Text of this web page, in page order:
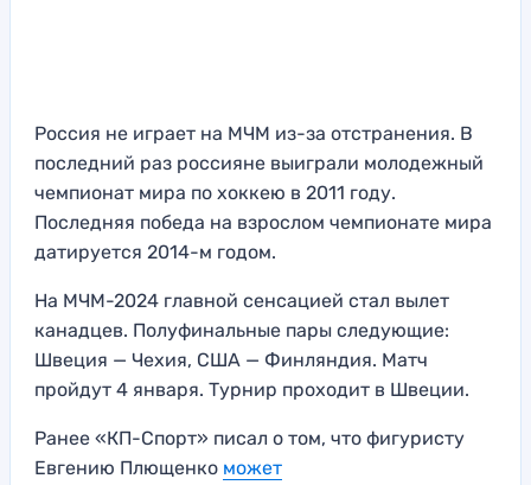
Россия не играет на МЧМ из-за отстранения. В
последний раз россияне выиграли молодежный
чемпионат мира по хоккею в 2011 году.
Последняя победа на взрослом чемпионате мира
датируется 2014-м годом.
На МЧМ-2024 главной сенсацией стал вылет
канадцев. Полуфинальные пары следующие:
Швеция — Чехия, США — Финляндия. Матч
пройдут 4 января. Турнир проходит в Швеции.
Ранее «КП-Спорт» писал о том, что фигуристу
Евгению Плющенко может